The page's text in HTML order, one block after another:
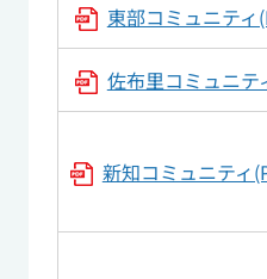
東部コミュニティ
佐布里コミュニテ
新知コミュニティ